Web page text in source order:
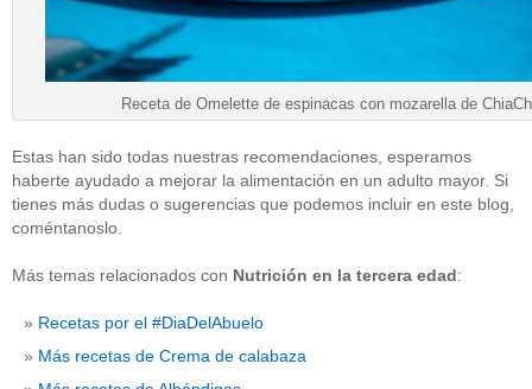
Receta de Omelette de espinacas con mozarella de
Estas han sido todas nuestras recomendaciones, esperamos
haberte ayudado a mejorar la alimentación en un adulto mayor. Si
tienes más dudas o sugerencias que podemos incluir en este blog,
coméntanoslo.
Más temas relacionados con Nutrición en la tercera edad:
Recetas por el #DiaDelAbuelo
Más recetas de Crema de calabaza